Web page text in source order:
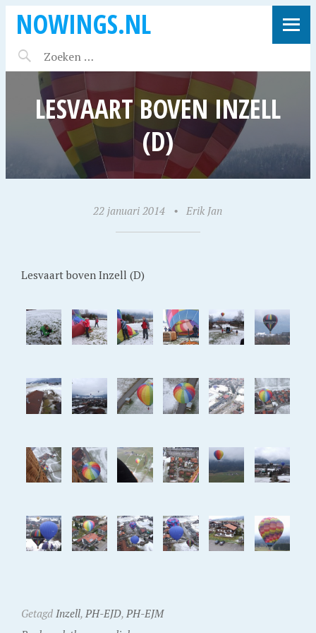
NOWINGS.NL
LESVAART BOVEN INZELL
(D)
22 januari 2014 • Erik Jan
Lesvaart boven Inzell (D)
Getagd Inzell, PH-EJD, PH-EJM